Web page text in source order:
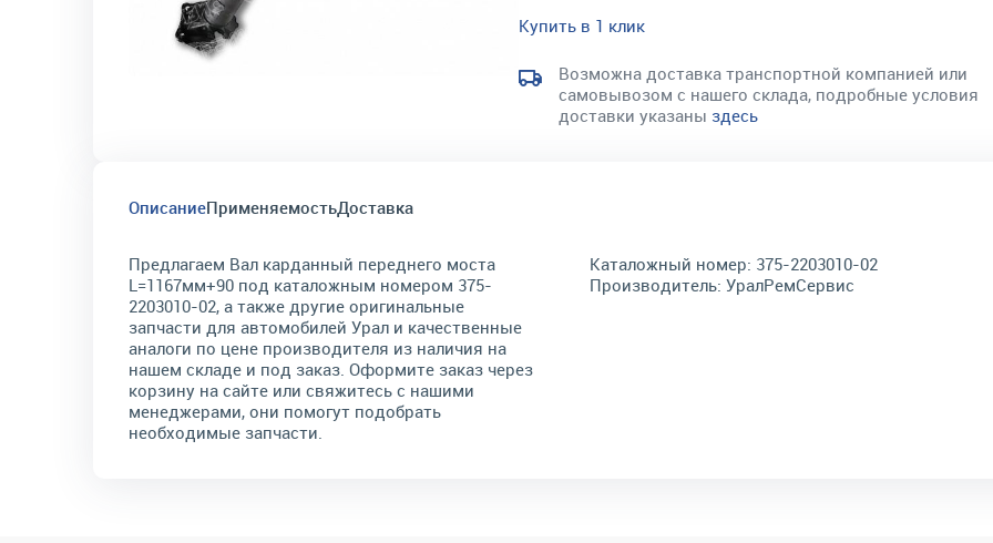
Купить в 1 клик
Возможна доставка транспортной компанией или
самовывозом с нашего склада, подробные условия
доставки указаны здесь
ОписаниеПрименяемостьДоставка
Предлагаем Вал карданный переднего моста
L=1167мм+90 под каталожным номером 375-
2203010-02, а также другие оригинальные
запчасти для автомобилей Урал и качественные
аналоги по цене производителя из наличия на
нашем складе и под заказ. Оформите заказ через
корзину на сайте или свяжитесь с нашими
менеджерами, они помогут подобрать
необходимые запчасти.
Каталожный номер: 375-2203010-02
Производитель: УралРемСервис